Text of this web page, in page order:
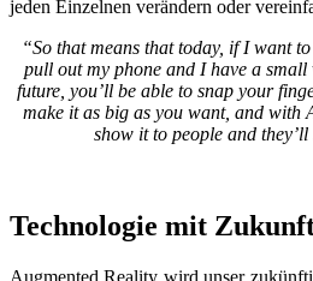
jeden Einzelnen verändern oder
“So that means that today, if I want
pull out my phone and I have a
future, you’ll be able to snap your
make it as big as you want, and with
show it to people and
Technologie mit
Augmented Reality wird unser